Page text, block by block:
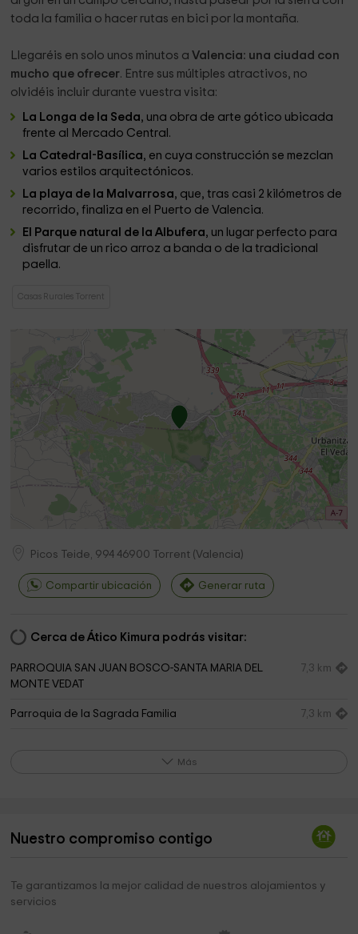
toda la familia o hacer rutas en bici por la montaña.
Llegaréis en solo unos minutos a Valencia: una ciudad con
mucho que ofrecer. Entre sus múltiples atractivos, no
olvidéis incluir durante vuestra visita:
La Longa de la Seda, una obra de arte gótico ubicada
frente al Mercado Central.
La Catedral-Basílica, en cuya construcción se mezclan
varios estilos arquitectónicos.
La playa de la Malvarrosa, que, tras casi 2 kilómetros de
recorrido, finaliza en el Puerto de Valencia.
El Parque natural de la Albufera, un lugar perfecto para
disfrutar de un rico arroz a banda o de la tradicional
paella.
Casas Rurales Torrent
Picos Teide, 994 46900 Torrent (Valencia)
Compartir ubicación Generar ruta
Cerca de Ático Kimura podrás visitar:
PARROQUIA SAN JUAN BOSCO-SANTA MARIA DEL
MONTE VEDAT
7,3 km
Parroquia de la Sagrada Familia 7,3 km
Salon Del Reino De Los Testigos De Jehova. 8,2 km
Parroquia Nuestra Señora del Monte Sión 8,4 km
Más
Nuestro compromiso contigo
Te garantizamos la mejor calidad de nuestros alojamientos y
servicios